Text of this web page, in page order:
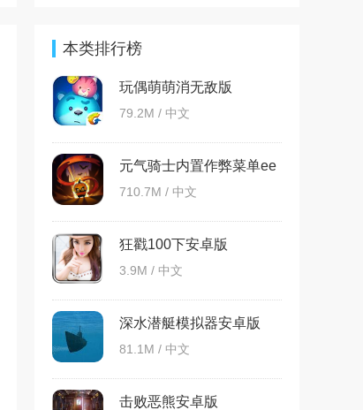
本类排行榜
玩偶萌萌消无敌版
79.2M / 中文
元气骑士内置作弊菜单ee
710.7M / 中文
狂戳100下安卓版
3.9M / 中文
深水潜艇模拟器安卓版
81.1M / 中文
击败恶熊安卓版